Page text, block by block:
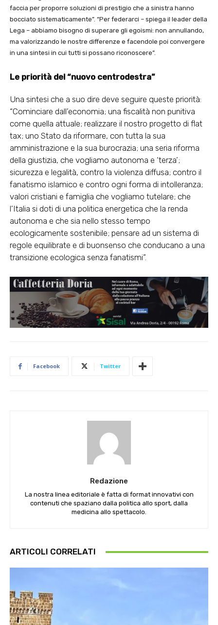
faccia per proporre soluzioni di prestigio che a sinistra hanno
bocciato sistematicamente”. “Per federarci – spiega il leader della
Lega – abbiamo bisogno di superare gli egoismi: non annullando,
ma valorizzando le nostre differenze e facendole poi convergere
in una sintesi in cui tutti si possano riconoscere”.
Le priorità del “nuovo centrodestra”
Una sintesi che a suo dire deve seguire queste priorità:
“Cominciare dall’economia; una fiscalità non punitiva
come quella attuale; realizzare il nostro progetto di flat
tax; uno Stato da riformare, con tutta la sua
amministrazione e la sua burocrazia; una seria riforma
della giustizia, che vogliamo autonoma e ‘terza’;
sicurezza e legalità, contro la violenza diffusa; contro il
fanatismo islamico e contro ogni forma di intolleranza;
valori cristiani e famiglia che vogliamo tutelare; che
l’Italia si doti di una politica energetica che la renda
autonoma e che sia nello stesso tempo
ecologicamente sostenibile; pensare ad un sistema di
regole equilibrate e di buonsenso che conducano a una
transizione ecologica senza fanatismi”.
Facebook Twitter
Redazione
La nostra linea editoriale è fatta di format innovativi con
contenuti che spaziano dalla politica allo sport, dalla
medicina allo spettacolo.
ARTICOLI CORRELATI